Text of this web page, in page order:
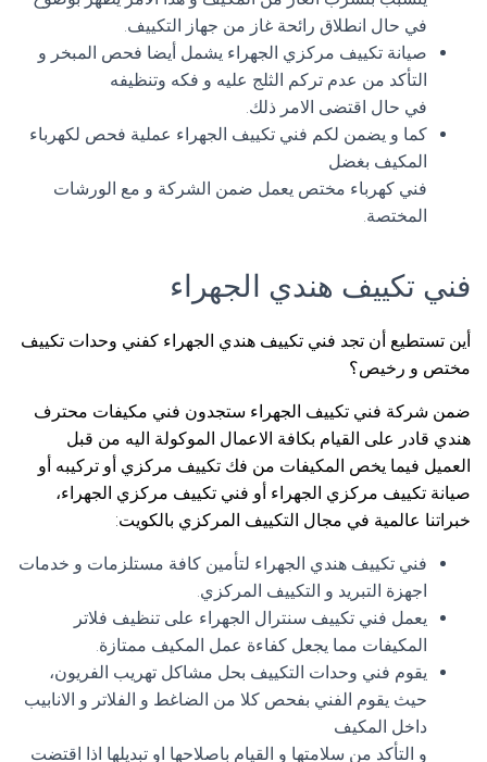
في حال انطلاق رائحة غاز من جهاز التكييف.
صيانة تكييف مركزي الجهراء يشمل أيضا فحص المبخر و
التأكد من عدم تركم الثلج عليه و فكه وتنظيفه
في حال اقتضى الامر ذلك.
كما و يضمن لكم فني تكييف الجهراء عملية فحص لكهرباء
المكيف بغضل
فني كهرباء مختص يعمل ضمن الشركة و مع الورشات
المختصة.
فني تكييف هندي الجهراء
أين تستطيع أن تجد فني تكييف هندي الجهراء كفني وحدات تكييف
مختص و رخيص؟
ضمن شركة فني تكييف الجهراء ستجدون فني مكيفات محترف
هندي قادر على القيام بكافة الاعمال الموكولة اليه من قبل
العميل فيما يخص المكيفات من فك تكييف مركزي أو تركيبه أو
صيانة تكييف مركزي الجهراء أو فني تكييف مركزي الجهراء،
خبراتنا عالمية في مجال التكييف المركزي بالكويت:
فني تكييف هندي الجهراء لتأمين كافة مستلزمات و خدمات
اجهزة التبريد و التكييف المركزي.
يعمل فني تكييف سنترال الجهراء على تنظيف فلاتر
المكيفات مما يجعل كفاءة عمل المكيف ممتازة.
يقوم فني وحدات التكييف بحل مشاكل تهريب الفريون،
حيث يقوم الفني بفحص كلا من الضاغط و الفلاتر و الانابيب
داخل المكيف
و التأكد من سلامتها و القيام باصلاحها او تبديلها اذا اقتضت